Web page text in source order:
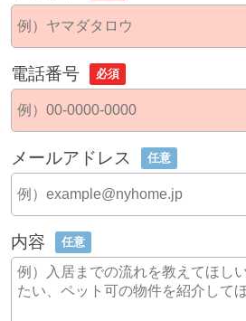
電話番号 必須
メールアドレス 任意
内容 任意